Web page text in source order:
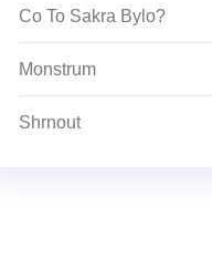
Co To Sakra Bylo?
Monstrum
Shrnout